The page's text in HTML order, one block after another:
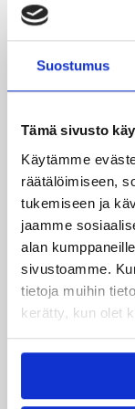
Suostumus
Tämä sivusto
Käytämme
räätälöimiseen,
tukemiseen ja
jaamme
alan
sivustoamme.
tietoja muihin
kerätty, kun olet
EM-kilpailut
upeasti